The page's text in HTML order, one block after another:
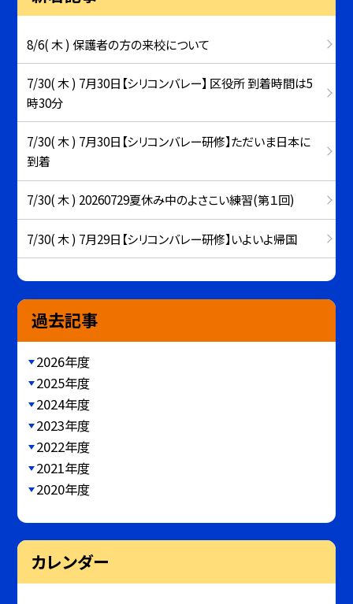
8/6( 木 ) 保護者の方の来校について
7/30( 木 ) 7月30日【シリコンバレー】 区役所 到着時間は5
時30分
7/30( 木 ) 7月30日【シリコンバレー研修】ただいま日本に
到着
7/30( 木 ) 20260729夏休み中のよさこい練習(第１回)
7/30( 木 ) 7月29日【シリコンバレー研修】いよいよ帰国
過去記事
2026年度
2025年度
2024年度
2023年度
2022年度
2021年度
2020年度
カレンダー